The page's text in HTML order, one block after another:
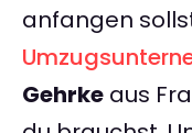
anfangen
Gehrke aus